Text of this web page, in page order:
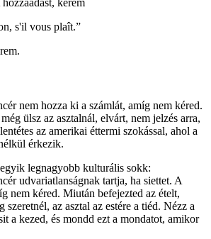
hozzáadást, kérem
s'il vous plaît.”
nem hozza ki a számlát, amíg nem kéred.
ülsz az asztalnál, elvárt, nem jelzés arra,
az amerikai éttermi szokással, ahol a
érkezik.
legnagyobb kulturális sokk:
udvariatlanságnak tartja, ha siettet. A
nem kéred. Miután befejezted az ételt,
az asztal az estére a tiéd. Nézz a
a kezed, és mondd ezt a mondatot, amikor